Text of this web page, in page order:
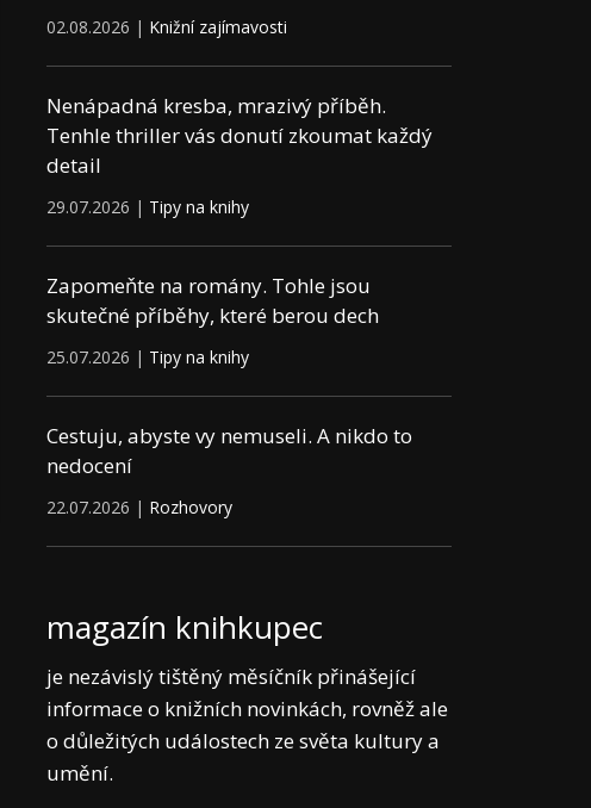
02.08.2026 | Knižní zajímavosti
Nenápadná kresba, mrazivý příběh.
Tenhle thriller vás donutí zkoumat každý
detail
29.07.2026 | Tipy na knihy
Zapomeňte na romány. Tohle jsou
skutečné příběhy, které berou dech
25.07.2026 | Tipy na knihy
Cestuju, abyste vy nemuseli. A nikdo to
nedocení
22.07.2026 | Rozhovory
magazín knihkupec
je nezávislý tištěný měsíčník přinášející
informace o knižních novinkách, rovněž ale
o důležitých událostech ze světa kultury a
umění.